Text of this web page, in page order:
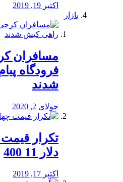
اکتبر 19, 2019
بازار
مسافران
فرودگاه
شدند
جولای 2, 2020
تکرار
دلار 11 400
اکتبر 17, 2019